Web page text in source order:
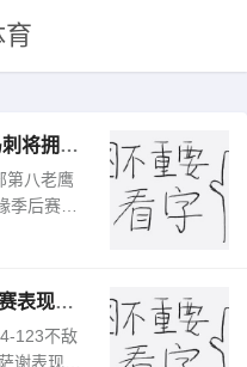
将拥有
第八老鹰
后赛。
到状
表现相
123不敌
谢表现辣